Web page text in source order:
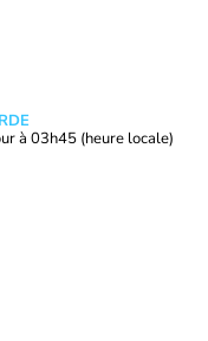
à 03h45 (heure locale)